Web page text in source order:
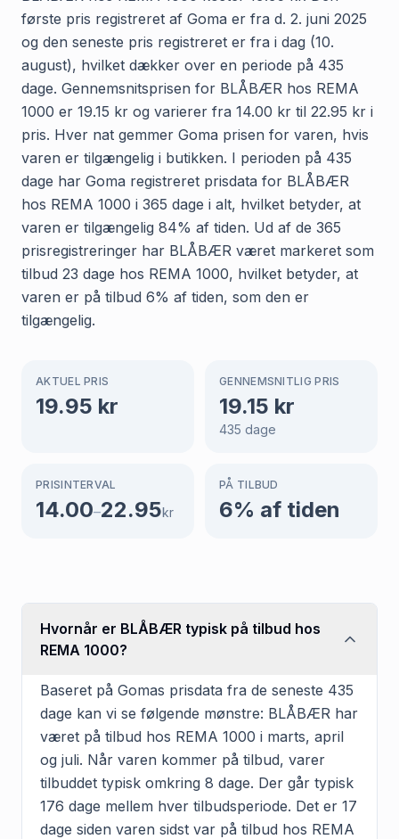
første pris registreret af Goma er fra d. 2. juni 2025
og den seneste pris registreret er fra i dag (10.
august), hvilket dækker over en periode på 435
dage. Gennemsnitsprisen for BLÅBÆR hos REMA
1000 er 19.15 kr og varierer fra 14.00 kr til 22.95 kr i
pris. Hver nat gemmer Goma prisen for varen, hvis
varen er tilgængelig i butikken. I perioden på 435
dage har Goma registreret prisdata for BLÅBÆR
hos REMA 1000 i 365 dage i alt, hvilket betyder, at
varen er tilgængelig 84% af tiden. Ud af de 365
prisregistreringer har BLÅBÆR været markeret som
tilbud 23 dage hos REMA 1000, hvilket betyder, at
varen er på tilbud 6% af tiden, som den er
tilgængelig.
AKTUEL PRIS
19.95 kr
GENNEMSNITLIG PRIS
19.15 kr
435 dage
PRISINTERVAL
14.00–22.95kr
PÅ TILBUD
6% af tiden
Hvornår er BLÅBÆR typisk på tilbud hos
REMA 1000?
Baseret på Gomas prisdata fra de seneste 435
dage kan vi se følgende mønstre: BLÅBÆR har
været på tilbud hos REMA 1000 i marts, april
og juli. Når varen kommer på tilbud, varer
tilbuddet typisk omkring 8 dage. Der går typisk
176 dage mellem hver tilbudsperiode. Det er 17
dage siden varen sidst var på tilbud hos REMA